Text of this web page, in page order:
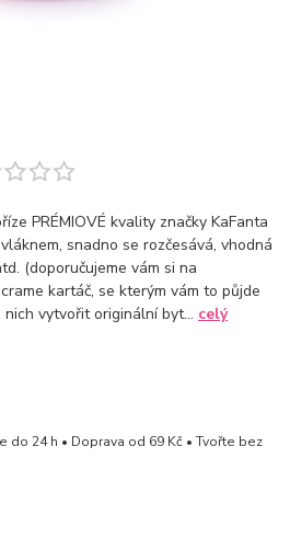
PRÉMIOVÉ kvality značky KaFanta
snadno se rozčesává, vhodná
(doporučujeme vám si na
kartáč, se kterým vám to půjde
vytvořit originální byt... celý
do 24 h • Doprava od 69 Kč • Tvořte bez